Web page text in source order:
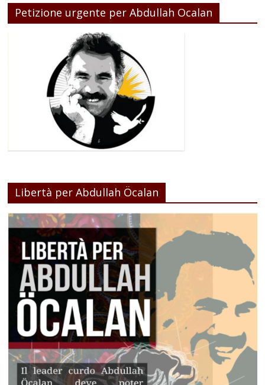
Petizione urgente per Abdullah Ocalan
Libertà per Abdullah Öcalan